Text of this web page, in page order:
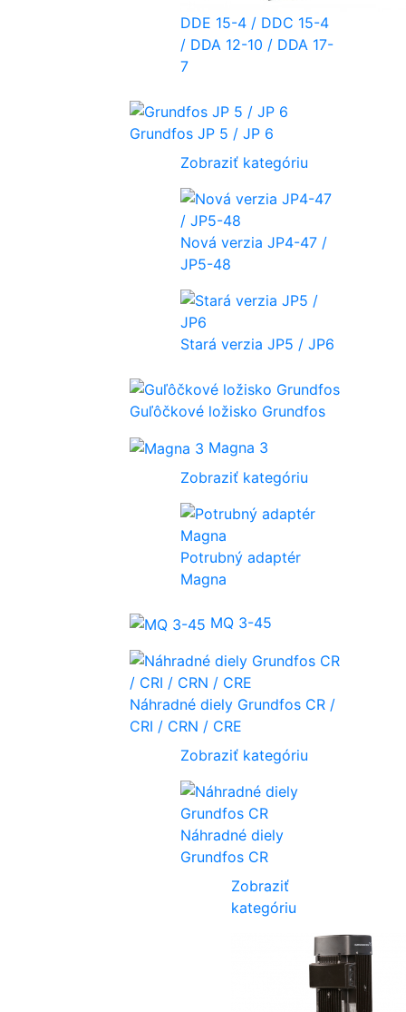
DDE 15-4 / DDC 15-4
/ DDA 12-10 / DDA 17-
7
Grundfos JP 5 / JP 6
Zobraziť kategóriu
Nová verzia JP4-47 /
JP5-48
Stará verzia JP5 / JP6
Guľôčkové ložisko Grundfos
Magna 3
Zobraziť kategóriu
Potrubný adaptér
Magna
MQ 3-45
Náhradné diely Grundfos CR /
CRI / CRN / CRE
Zobraziť kategóriu
Náhradné diely
Grundfos CR
Zobraziť
kategóriu